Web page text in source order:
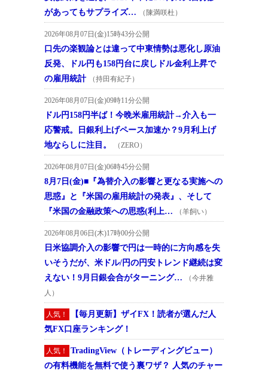
があってもサプライズ…
（陳満咲杜）
2026年08月07日(金)15時43分公開
口先の楽観論とは違って中東情勢は悪化し原油
反発、ドル円も158円台に戻しドル金利上昇で
の雇用統計
（持田有紀子）
2026年08月07日(金)09時11分公開
ドル円158円半ば！今晩米雇用統計→介入も一
応警戒。日銀利上げペース加速か？9月利上げ
地ならしに注目。
（ZERO）
2026年08月07日(金)06時45分公開
8月7日(金)■『為替介入の影響と更なる実施への
思惑』と『米国の雇用統計の発表』、そして
『米国の金融政策への思惑(利上…
（羊飼い）
2026年08月06日(木)17時00分公開
日米協調介入の影響で円は一時的に方向感を失
いそうだが、米ドル/円の円安トレンド継続は変
えない！9月日銀会合がターニング…
（今井雅
人）
人気！
【毎月更新】ザイFX！読者が選んだ人
気FX口座ランキング！
人気！
TradingView（トレーディングビュー）
の有料機能を無料で使う裏ワザ？ 人気のチャー